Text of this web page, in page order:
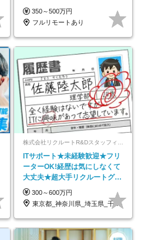
以上
350～500万円
フルリモートあり
ITサポート★未経験歓迎★フリ
ーターOK!経歴は気にしなくて
大丈夫★超大手リクルートグル
ープの正社員/sg
300～600万円
東京都_神奈川県_埼玉県_千葉県_大阪府…